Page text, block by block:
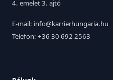
4. emelet 3. ajtó
E-mail: info@karrierhungaria.hu
Telefon: +36 30 692 2563